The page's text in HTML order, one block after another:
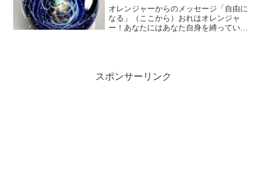
オレンジャーからのメッセージ「自由に
なる」（ここから）おれはオレンジャ
ー！あなたにはあなた自身を縛っている
スポンサーリンク